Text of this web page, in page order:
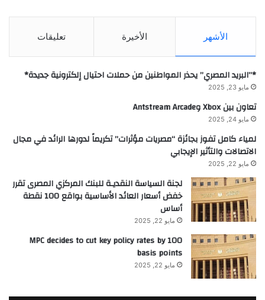
الأشهر الأخيرة تعليقات
*”البريد المصري” يحذر المواطنين من حملات احتيال إلكترونية جديدة*
مايو 23, 2025
تعاون بين Xbox وAntstream Arcade
مايو 24, 2025
لمياء كامل تفوز بجائزة “مصريات مؤثرات” تكريماً لدورها الرائد في مجال
الاتصالات والتأثير الإيجابي
مايو 22, 2025
لجنة السياسة النقديـة للبنك المركزي المصرى تقرر
خفض أسعار العائد الأساسية بواقع 100 نقطة
أساس
مايو 22, 2025
MPC decides to cut key policy rates by 100
basis points
مايو 22, 2025